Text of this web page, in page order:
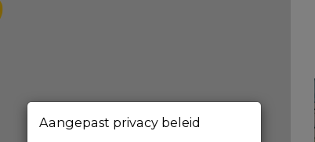
Aangepast privacy beleid